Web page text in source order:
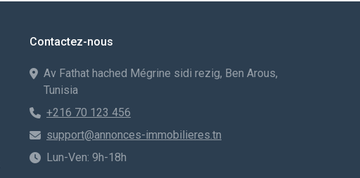
Contactez-nous
Av Fathat hached Mégrine sidi rezig, Ben Arous,
Tunisia
+216 70 123 456
support@annonces-immobilieres.tn
Lun-Ven: 9h-18h